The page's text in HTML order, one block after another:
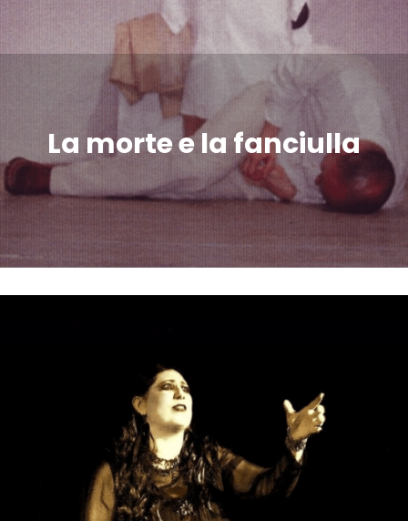
La morte e la fanciulla